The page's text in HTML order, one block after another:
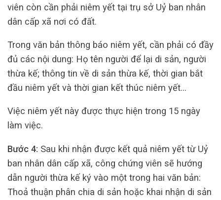
viên còn cần phải niêm yết tại trụ sở Uỷ ban nhân
dân cấp xã nơi có đất.
Trong văn bản thông báo niêm yết, cần phải có đầy
đủ các nội dung: Họ tên người để lại di sản, người
thừa kế; thông tin về di sản thừa kế, thời gian bắt
đầu niêm yết và thời gian kết thúc niêm yết…
Việc niêm yết này được thực hiện trong 15 ngày
làm việc.
Bước 4: Sau khi nhận được kết quả niêm yết từ Uỷ
ban nhân dân cấp xã, công chứng viên sẽ hướng
dẫn người thừa kế ký vào một trong hai văn bản:
Thoả thuận phân chia di sản hoặc khai nhận di sản